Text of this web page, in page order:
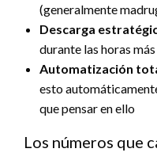
(generalmente
Descarga
durante las horas
Automatización
esto
que pensar en ello
Los números que